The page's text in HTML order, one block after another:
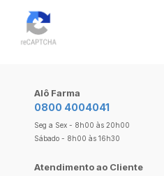
Alô Farma
0800 4004041
Seg a Sex - 8h00 às 20h00
Sábado - 8h00 às 16h30
Atendimento ao Cliente